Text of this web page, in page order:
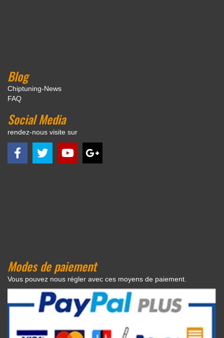
Blog
Chiptuning-News
FAQ
Social Media
rendez-nous visite sur
Modes de paiement
Vous pouvez nous régler avec ces moyens de paiement.